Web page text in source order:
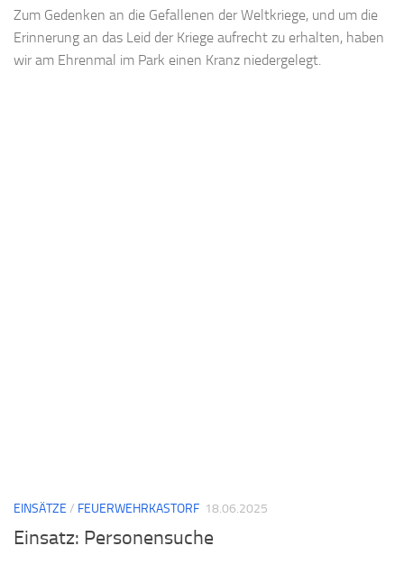
Zum Gedenken an die Gefallenen der Weltkriege, und um die
Erinnerung an das Leid der Kriege aufrecht zu erhalten, haben
wir am Ehrenmal im Park einen Kranz niedergelegt.
EINSÄTZE / FEUERWEHRKASTORF 18.06.2025
Einsatz: Personensuche